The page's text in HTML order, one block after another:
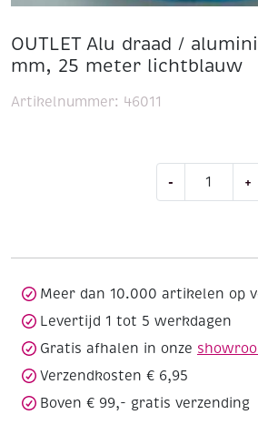
OUTLET Alu draad /
mm, 25 meter lichtblauw
-
mm,
lichtblauw
aantal
+
Artikelnummer: 46011
Meer dan 10.000 artikelen op
Levertijd 1 tot 5 werkdagen
Gratis afhalen in onze
Verzendkosten € 6,95
Boven € 99,- gratis verzending